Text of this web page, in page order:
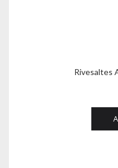
Rivesaltes